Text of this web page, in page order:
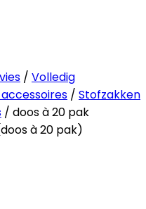
/ Volledig
/ Stofzakken
/ doos à 20 pak
à 20 pak)